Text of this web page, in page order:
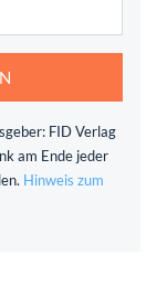
FID Verlag
am Ende jeder
Hinweis zum